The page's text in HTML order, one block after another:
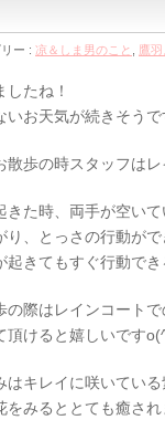
ー : 凉＆しま男のこと 鷹羽
たね！
お天気が続きそうで
散歩の時スタッフは
きた時、両手が空い
り、とっさの行動が
きてもすぐ行動で
の際はレインコート
頂けると嬉しいです
はキレイに咲いてい
をみるととても癒さ